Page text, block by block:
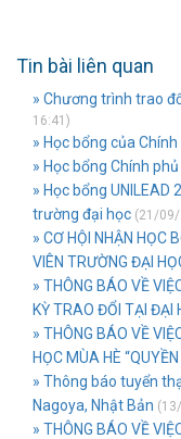
Tin bài liên quan
» Chương trình trao
16:41)
» Học bổng của
» Học bổng Chính phủ
» Học bổng
trường đại học (21/09/
» CƠ HỘI NHẬN HỌC
VIÊN TRƯỜNG ĐẠI
» THÔNG BÁO VỀ
KỲ TRAO ĐỔI TẠI ĐẠI
» THÔNG BÁO VỀ
HỌC MÙA HÈ “QUYỀN
» Thông báo tuyển
Nagoya, Nhật Bản
» THÔNG BÁO VỀ